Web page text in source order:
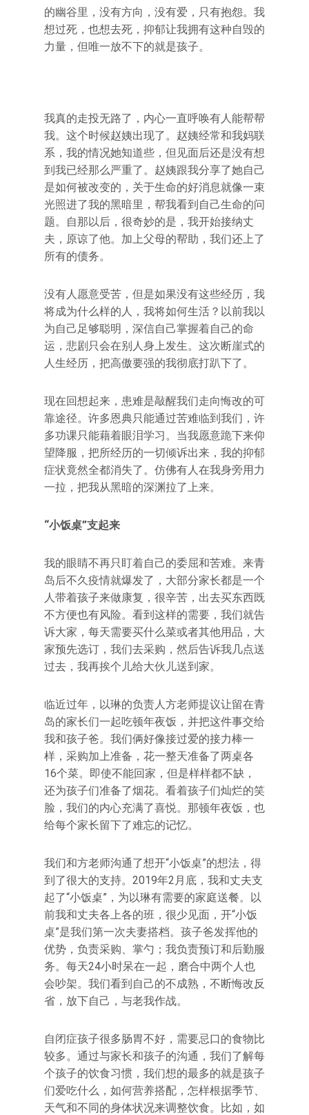
的幽谷里，没有方向，没有爱，只有抱怨。我
想过死，也想去死，抑郁让我拥有这种自毁的
力量，但唯一放不下的就是孩子。
我真的走投无路了，内心一直呼唤有人能帮帮
我。这个时候赵姨出现了。赵姨经常和我妈联
系，我的情况她知道些，但见面后还是没有想
到我已经那么严重了。赵姨跟我分享了她自己
是如何被改变的，关于生命的好消息就像一束
光照进了我的黑暗里，帮我看到自己生命的问
题。自那以后，很奇妙的是，我开始接纳丈
夫，原谅了他。加上父母的帮助，我们还上了
所有的债务。
没有人愿意受苦，但是如果没有这些经历，我
将成为什么样的人，我将如何生活？以前我以
为自己足够聪明，深信自己掌握着自己的命
运，悲剧只会在别人身上发生。这次断崖式的
人生经历，把高傲要强的我彻底打趴下了。
现在回想起来，患难是敲醒我们走向悔改的可
靠途径。许多恩典只能通过苦难临到我们，许
多功课只能藉着眼泪学习。当我愿意跪下来仰
望降服，把所经历的一切倾诉出来，我的抑郁
症状竟然全都消失了。仿佛有人在我身旁用力
一拉，把我从黑暗的深渊拉了上来。
“小饭桌”支起来
我的眼睛不再只盯着自己的委屈和苦难。来青
岛后不久疫情就爆发了，大部分家长都是一个
人带着孩子来做康复，很辛苦，出去买东西既
不方便也有风险。看到这样的需要，我们就告
诉大家，每天需要买什么菜或者其他用品，大
家预先选订，我们去采购，然后告诉我几点送
过去，我再挨个儿给大伙儿送到家。
临近过年，以琳的负责人方老师提议让留在青
岛的家长们一起吃顿年夜饭，并把这件事交给
我和孩子爸。我们俩好像接过爱的接力棒一
样，采购加上准备，花一整天准备了两桌各
16个菜。即使不能回家，但是样样都不缺，
还为孩子们准备了烟花。看着孩子们灿烂的笑
脸，我们的内心充满了喜悦。那顿年夜饭，也
给每个家长留下了难忘的记忆。
我们和方老师沟通了想开“小饭桌”的想法，得
到了很大的支持。2019年2月底，我和丈夫支
起了“小饭桌”，为以琳有需要的家庭送餐。以
前我和丈夫各上各的班，很少见面，开“小饭
桌”是我们第一次夫妻搭档。孩子爸发挥他的
优势，负责采购、掌勺；我负责预订和后勤服
务。每天24小时呆在一起，磨合中两个人也
会吵架。我们看到自己的不成熟，不断悔改反
省，放下自己，与老我作战。
自闭症孩子很多肠胃不好，需要忌口的食物比
较多。通过与家长和孩子的沟通，我们了解每
个孩子的饮食习惯，我们想的最多的就是孩子
们爱吃什么，如何营养搭配，怎样根据季节、
天气和不同的身体状况来调整饮食。比如，如